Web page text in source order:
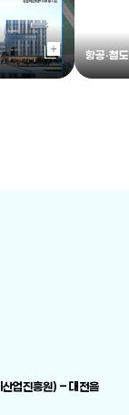
library_add 항공·철
업진흥원) – 대전을